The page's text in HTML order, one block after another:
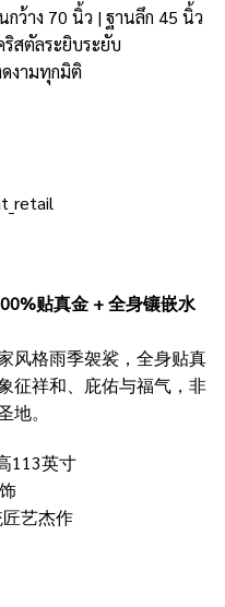
ว้าง 70 นิ้ว | ฐานลึก 45 นิ้ว
สตัลระยิบระยับ
งามทุกมิติ
贴真金 + 全身镶嵌水
风格雨季袈裟，全身贴真
征祥和、庇佑与福气，非
。
113英寸
艺杰作